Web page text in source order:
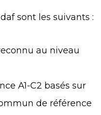
sont les suivants :
au niveau
A1-C2 basés sur
de référence